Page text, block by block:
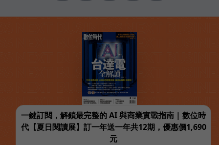
一鍵訂閱，解鎖最完整的 AI 與商業實戰指南 | 數位時
代【夏日閱讀展】訂一年送一年共12期，優惠價1,690
元